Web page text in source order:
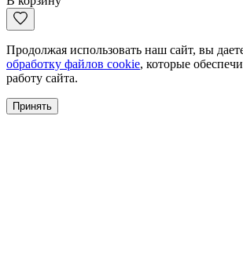
Продолжая использовать наш сайт, вы
обработку файлов cookie, которые
работу сайта.
Принять